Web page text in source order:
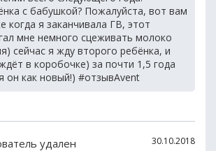
с бабушкой? Пожалуйста, вот вам
когда я заканчивала ГВ, этот
мне немного сцеживать молоко
сейчас я жду второго ребёнка, и
в коробочке) за почти 1,5 года
он как новый!) #отзывAvent
удален 30.10.2018